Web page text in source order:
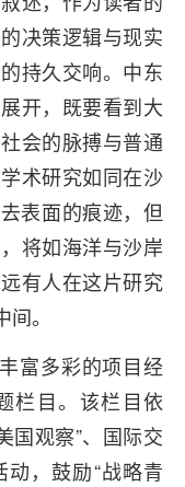
决策逻辑与现实
持久交响。中东
开，既要看到大
会的脉搏与普通
术研究如同在沙
表面的痕迹，但
将如海洋与沙岸
有人在这片研究
。
富多彩的项目经
栏目。该栏目依
国观察”、国际交
，鼓励“战略青